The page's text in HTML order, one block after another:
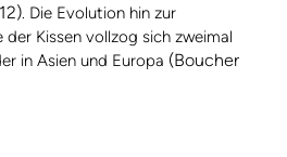
. Die Evolution hin zur
Kissen vollzog sich zweimal
in Asien und Europa (Boucher